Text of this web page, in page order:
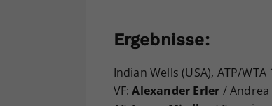
Ergebnisse:
Indian Wells (USA), ATP/WTA
VF:Alexander Erler / Andrea